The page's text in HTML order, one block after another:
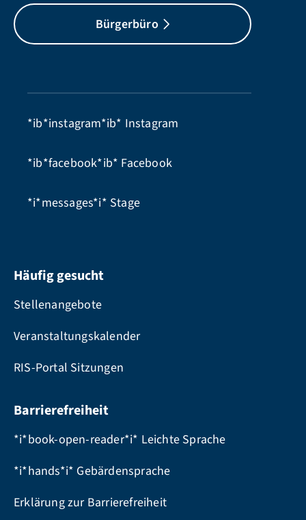
Bürgerbüro
*ib*instagram*ib* Instagram
*ib*facebook*ib* Facebook
*i*messages*i* Stage
Häufig gesucht
Stellenangebote
Veranstaltungskalender
RIS-Portal Sitzungen
Barrierefreiheit
*i*book-open-reader*i* Leichte Sprache
*i*hands*i* Gebärdensprache
Erklärung zur Barrierefreiheit